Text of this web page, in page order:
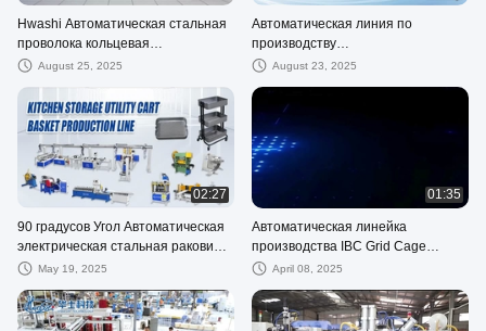
Hwashi Автоматическая стальная
проволока кольцевая
изготовление и сварочная
машина
August 25, 2025
Автоматическая линия по
производству
железоподшипников
August 23, 2025
02:27
90 градусов Угол Автоматическая
электрическая стальная раковина
сварочная машина / раковина
May 19, 2025
01:35
Автоматическая линейка
производства IBC Grid Cage
Frame, полностью автоматическая
резервуара IBC
April 08, 2025